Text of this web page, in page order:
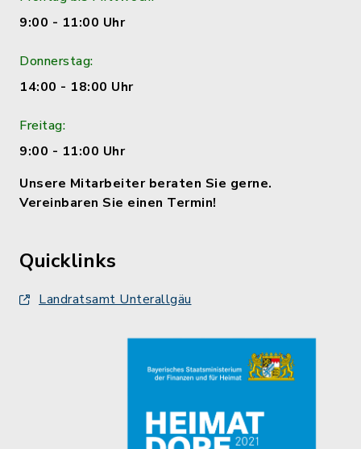
9:00 - 11:00 Uhr
Donnerstag:
14:00 - 18:00 Uhr
Freitag:
9:00 - 11:00 Uhr
Unsere Mitarbeiter beraten Sie gerne.
Vereinbaren Sie einen Termin!
Quicklinks
Landratsamt Unterallgäu